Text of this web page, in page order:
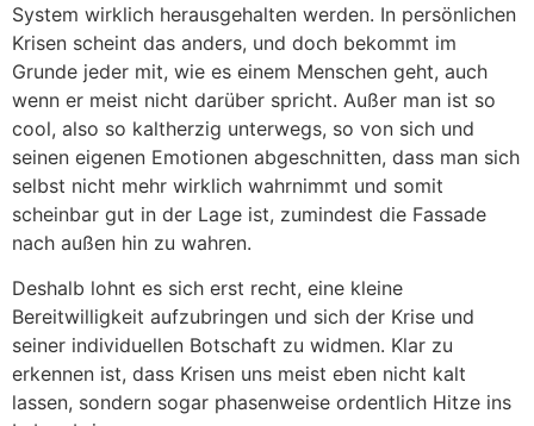
System wirklich herausgehalten werden. In persönlichen
Krisen scheint das anders, und doch bekommt im
Grunde jeder mit, wie es einem Menschen geht, auch
wenn er meist nicht darüber spricht. Außer man ist so
cool, also so kaltherzig unterwegs, so von sich und
seinen eigenen Emotionen abgeschnitten, dass man sich
selbst nicht mehr wirklich wahrnimmt und somit
scheinbar gut in der Lage ist, zumindest die Fassade
nach außen hin zu wahren.
Deshalb lohnt es sich erst recht, eine kleine
Bereitwilligkeit aufzubringen und sich der Krise und
seiner individuellen Botschaft zu widmen. Klar zu
erkennen ist, dass Krisen uns meist eben nicht kalt
lassen, sondern sogar phasenweise ordentlich Hitze ins